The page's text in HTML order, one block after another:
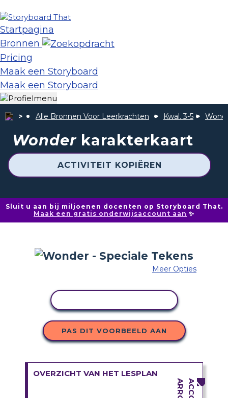
Startpagina
Bronnen
Pricing
Maak een Storyboard
Maak een Storyboard
Alle Bronnen Voor Leerkrachten Kwal. 3-5
Wonderkarakterkaart
ACTIVITEIT KOPIËREN
Sluit u aan bij miljoenen docenten op Storyboard That.
Maak een gratis onderwijsaccount aan ✨
Meer Opties
PAS DIT VOORBEELD AAN
OVERZICHT VAN HET LESPLAN